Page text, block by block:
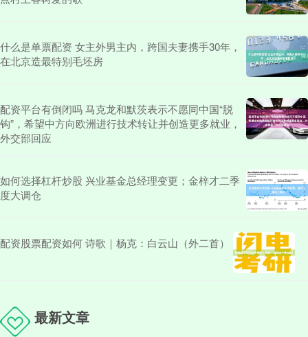
什么是单票配资 女主外男主内，跨国夫妻携手30年，
在北京造最特别毛坯房
配资平台有倒闭吗 马克龙和默茨表示不愿同中国“脱
钩”，希望中方向欧洲进行技术转让并创造更多就业，
外交部回应
如何选择杠杆炒股 兴业基金总经理变更；金梓才二季
度大调仓
配资股票配资如何 诗歌｜杨克：白云山（外二首）
最新文章